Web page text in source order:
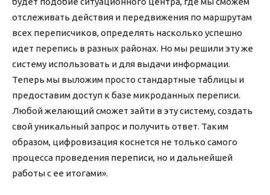
отслеживать действия и передвижения по маршрутам
всех переписчиков, определять насколько успешно
идет перепись в разных районах. Но мы решили эту же
систему использовать и для выдачи информации.
Теперь мы выложим просто стандартные таблицы и
предоставим доступ к базе микроданных переписи.
Любой желающий сможет зайти в эту систему, создать
свой уникальный запрос и получить ответ. Таким
образом, цифровизация коснется не только самого
процесса проведения переписи, но и дальнейшей
работы с ее итогами».